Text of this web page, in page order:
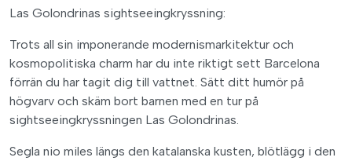
Las Golondrinas sightseeingkryssning:
Trots all sin imponerande modernismarkitektur och
kosmopolitiska charm har du inte riktigt sett Barcelona
förrän du har tagit dig till vattnet. Sätt ditt humör på
högvarv och skäm bort barnen med en tur på
sightseeingkryssningen Las Golondrinas.
Segla nio miles längs den katalanska kusten, blötlägg i den